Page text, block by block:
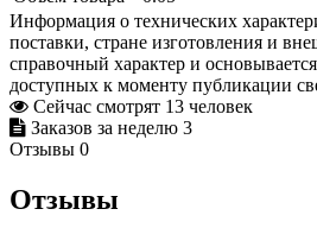
Информация о технических
поставки, стране изготовления и
справочный характер и
доступных к моменту публикации
Сейчас смотрят 13 человек
Заказов за неделю 3
Отзывы 0
Отзывы